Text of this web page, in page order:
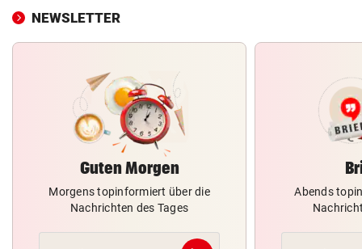
NEWSLETTER
Guten Morgen
Morgens topinformiert über die
Nachrichten des Tages
Abends